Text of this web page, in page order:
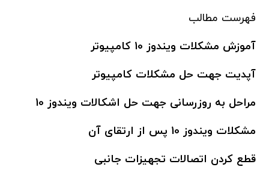
فهرست مطالب
آموزش مشکلات ویندوز 10 کامپیوتر
آپدیت جهت حل مشکلات کامپیوتر
مراحل به روزرسانی جهت حل اشکالات ویندوز 10
مشکلات ویندوز 10 پس از ارتقای آن
قطع کردن اتصالات تجهیزات جانبی